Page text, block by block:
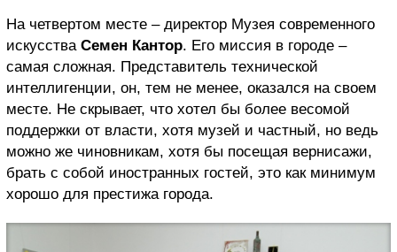
На четвертом месте – директор Музея современного
искусства Семен Кантор. Его миссия в городе –
самая сложная. Представитель технической
интеллигенции, он, тем не менее, оказался на своем
месте. Не скрывает, что хотел бы более весомой
поддержки от власти, хотя музей и частный, но ведь
можно же чиновникам, хотя бы посещая вернисажи,
брать с собой иностранных гостей, это как минимум
хорошо для престижа города.